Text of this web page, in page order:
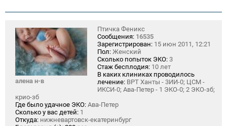
алена н-в
Птичка Феникс
Сообщения: 16535
Зарегистрирован: 15 июн 2011, 12:21
Пол: Женский
Сколько попыток ЭКО: 3
Стаж бесплодия: 10 лет
В каких клиниках проводилось
лечение: ВРТ Ханты - 3ИИ-0; ЦСМ -
ИКСИ-0; Ава-Петер - 1 ЭКО-0; 2 ЭКО-зб;
крио-зб
Где было удачное ЭКО: Ава-Петер
Сколько у вас детей: 1
Откуда: нижневартовск-екатеринбург